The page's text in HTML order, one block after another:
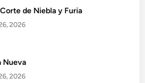
de Niebla y Furia
2026
Nueva
2026